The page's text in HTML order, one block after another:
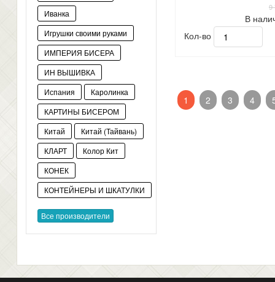
Иванка
Игрушки своими руками
ИМПЕРИЯ БИСЕРА
ИН ВЫШИВКА
Испания
Каролинка
КАРТИНЫ БИСЕРОМ
Китай
Китай (Тайвань)
КЛАРТ
Колор Кит
КОНЕК
КОНТЕЙНЕРЫ И ШКАТУЛКИ
Все производители
9
В
Кол-во
1 2 3 4